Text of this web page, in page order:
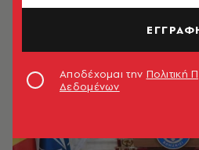
Αποδέχομαι την
Δεδομένων